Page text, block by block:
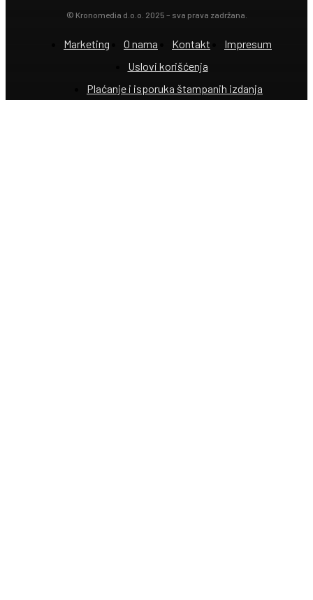
© Kronomedia d.o.o. 2025 – sva prava zadržana.
Marketing O nama Kontakt
Impresum
Uslovi korišćenja
Plaćanje i isporuka štampanih izdanja